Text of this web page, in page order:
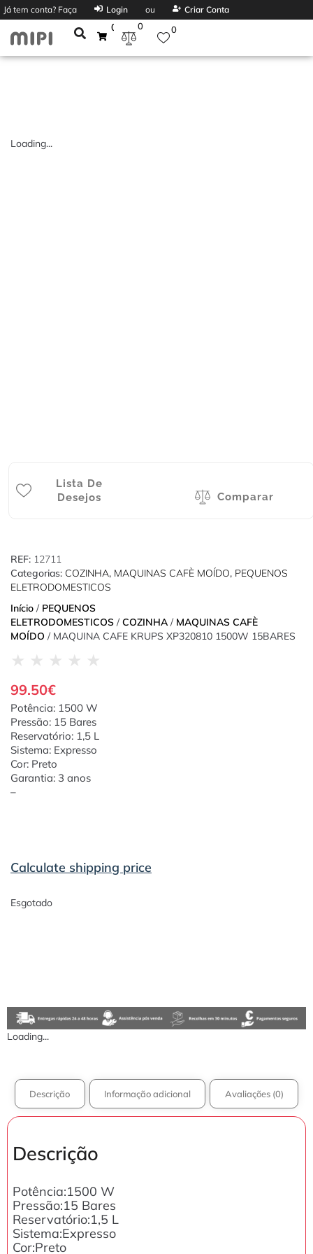
Já tem conta? Faça Login ou Criar Conta
0 0 0
Loading...
Lista De
Desejos
Comparar
REF: 12711
Categorias: COZINHA, MAQUINAS CAFÈ MOÍDO, PEQUENOS
ELETRODOMESTICOS
Início / PEQUENOS
ELETRODOMESTICOS / COZINHA / MAQUINAS CAFÈ
MOÍDO / MAQUINA CAFE KRUPS XP320810 1500W 15BARES
★ ★ ★ ★ ★
99.50€
Potência: 1500 W
Pressão: 15 Bares
Reservatório: 1,5 L
Sistema: Expresso
Cor: Preto
Garantia: 3 anos
–
Calculate shipping price
Esgotado
Loading...
Descrição Informação adicional Avaliações (0)
Descrição
Potência:1500 W
Pressão:15 Bares
Reservatório:1,5 L
Sistema:Expresso
Cor:Preto